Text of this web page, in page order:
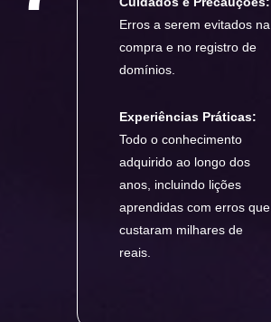
Erros a serem evitados na
compra e no registro de
domínios.
Experiências Práticas:
Todo o conhecimento
adquirido ao longo dos
anos, incluindo lições
aprendidas com erros que
custaram milhares de
reais.